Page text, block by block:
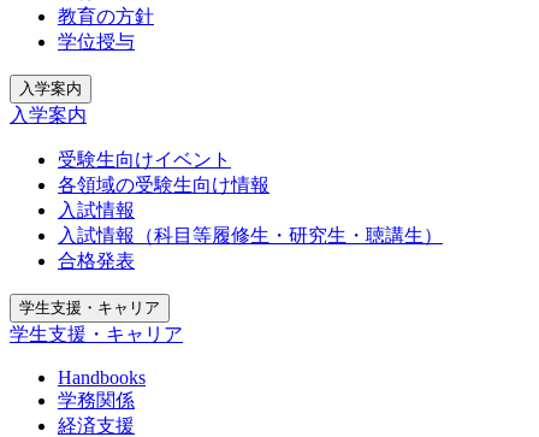
教育の方針
学位授与
入学案内
入学案内
受験生向けイベント
各領域の受験生向け情報
入試情報
入試情報（科目等履修生・研究生・聴講生）
合格発表
学生支援・キャリア
学生支援・キャリア
Handbooks
学務関係
経済支援